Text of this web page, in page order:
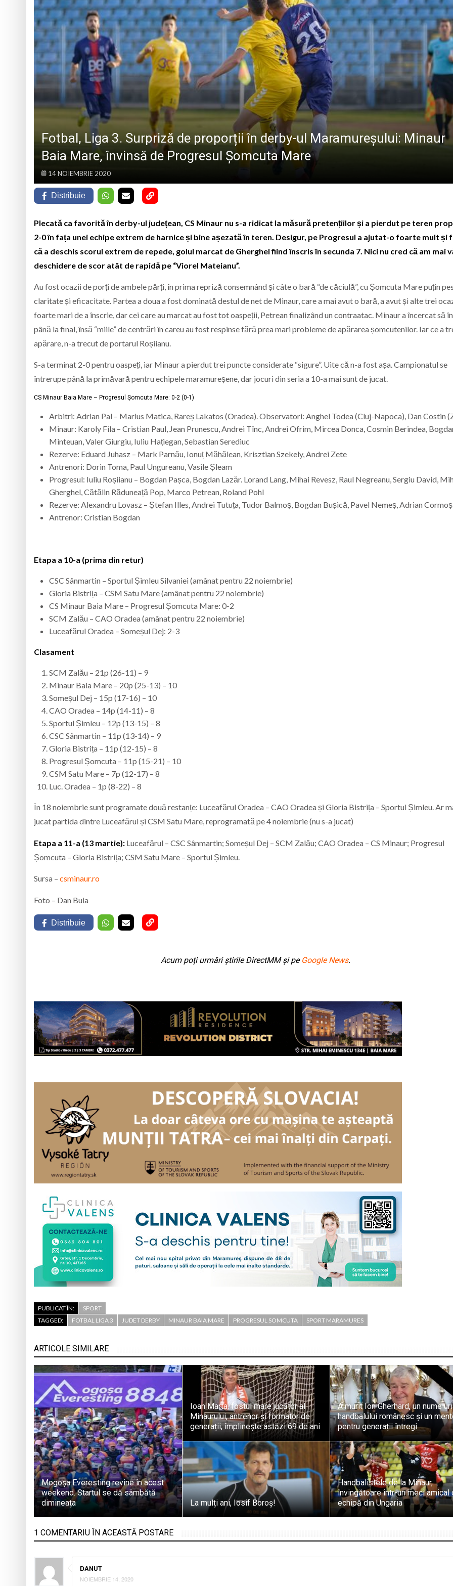
Marin Preda, copilul pe care satul era cât pe ce să-l țină departe de școală
Un tânăr din Petrova s-a stins în Italia, după ce i s-a făcut rău în timp ce
5 august 1984: regalul olimpic oferit de Kati Szabo
Pompierii voluntari din cadrul SVSU Recea, Maramureș, sunt din nou
Fotbal, Liga 3. Surpriză de proporții în derby-ul Maramureșului: Minaur
Baia Mare, învinsă de Progresul Șomcuta Mare
14 NOIEMBRIE 2020
Distribuie
Plecată ca favorită în derby-ul județean, CS Minaur nu s-a ridicat la măsură pretențiilor și a pierdut pe teren
2-0 în fața unei echipe extrem de harnice și bine așezată în teren. Desigur, pe Progresul a ajutat-o foarte mult și
că a deschis scorul extrem de repede, golul marcat de Gherghel fiind înscris în secunda 7. Nici nu cred că am mai
deschidere de scor atât de rapidă pe “Viorel Mateianu”.
Au fost ocazii de porți de ambele părți, în prima repriză consemnând și câte o bară “de căciulă”, cu Șomcuta Mare puțin
claritate și eficacitate. Partea a doua a fost dominată destul de net de Minaur, care a mai avut o bară, a avut și alte trei
foarte mari de a înscrie, dar cei care au marcat au fost tot oaspeții, Petrean finalizând un contraatac. Minaur a încercat să
până la final, însă “miile” de centrări în careu au fost respinse fără prea mari probleme de apărarea șomcutenilor. Iar ce a
apărare, n-a trecut de portarul Roșiianu.
S-a terminat 2-0 pentru oaspeți, iar Minaur a pierdut trei puncte considerate “sigure”. Uite că n-a fost așa. Campionatul se
întrerupe până la primăvară pentru echipele maramureșene, dar jocuri din seria a 10-a mai sunt de jucat.
CS Minaur Baia Mare – Progresul Șomcuta Mare: 0-2 (0-1)
Arbitri: Adrian Pal – Marius Matica, Rareș Lakatos (Oradea). Observatori: Anghel Todea (Cluj-Napoca), Dan Costin
Minaur: Karoly Fila – Cristian Paul, Jean Prunescu, Andrei Tînc, Andrei Ofrim, Mircea Donca, Cosmin Berindea,
Minteuan, Valer Giurgiu, Iuliu Hațiegan, Sebastian Serediuc
Rezerve: Eduard Juhasz – Mark Parnău, Ionuț Măhălean, Krisztian Szekely, Andrei Zete
Antrenori: Dorin Toma, Paul Ungureanu, Vasile Șleam
Progresul: Iuliu Roșiianu – Bogdan Pașca, Bogdan Lazăr. Lorand Lang, Mihai Revesz, Raul Negreanu, Sergiu David,
Gherghel, Cătălin Răduneață Pop, Marco Petrean, Roland Pohl
Rezerve: Alexandru Lovasz – Ștefan Illes, Andrei Tutuța, Tudor Balmoș, Bogdan Bușică, Pavel Nemeș, Adrian Cormoș
Antrenor: Cristian Bogdan
Etapa a 10-a (prima din retur)
CSC Sânmartin – Sportul Șimleu Silvaniei (amânat pentru 22 noiembrie)
Gloria Bistrița – CSM Satu Mare (amânat pentru 22 noiembrie)
CS Minaur Baia Mare – Progresul Șomcuta Mare: 0-2
SCM Zalău – CAO Oradea (amânat pentru 22 noiembrie)
Luceafărul Oradea – Someșul Dej: 2-3
Clasament
SCM Zalău – 21p (26-11) – 9
Minaur Baia Mare – 20p (25-13) – 10
Someșul Dej – 15p (17-16) – 10
CAO Oradea – 14p (14-11) – 8
Sportul Șimleu – 12p (13-15) – 8
CSC Sânmartin – 11p (13-14) – 9
Gloria Bistrița – 11p (12-15) – 8
Progresul Șomcuta – 11p (15-21) – 10
CSM Satu Mare – 7p (12-17) – 8
Luc. Oradea – 1p (8-22) – 8
În 18 noiembrie sunt programate două restanțe: Luceafărul Oradea – CAO Oradea și Gloria Bistrița – Sportul Șimleu. Ar
jucat partida dintre Luceafărul și CSM Satu Mare, reprogramată pe 4 noiembrie (nu s-a jucat)
Etapa a 11-a (13 martie): Luceafărul – CSC Sânmartin; Someșul Dej – SCM Zalău; CAO Oradea – CS Minaur; Progresul
Șomcuta – Gloria Bistrița; CSM Satu Mare – Sportul Șimleu.
Sursa – csminaur.ro
Foto – Dan Buia
Distribuie
Acum poți urmări știrile DirectMM și pe Google News.
PUBLICAT ÎN:
SPORT
TAGGED:
FOTBAL LIGA 3 JUDET DERBY MINAUR BAIA MARE PROGRESUL SOMCUTA SPORT MARAMURES
ARTICOLE SIMILARE
Mogoșa Everesting revine în acest
weekend. Startul se dă sâmbătă
dimineața
Ioan Marta, fostul mare jucător al
Minaurului, antrenor și formator de
generații, împlinește astăzi 69 de ani
A murit Ion Gherhard, un nume
handbalului românesc și un
pentru generații întregi
La mulți ani, Iosif Boroș!
Handbalistele de la Minaur,
învingătoare într-un meci amical
echipă din Ungaria
1 COMENTARIU ÎN ACEASTĂ POSTARE
DANUT
NOIEMBRIE 14, 2020